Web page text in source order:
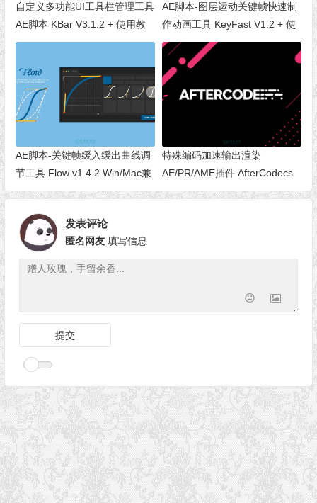
自定义多功能UI工具栏管理工具
AE脚本 KBar V3.1.2 + 使用教
程
AE脚本-图层运动关键帧快速制
作动画工具 KeyFast V1.2 + 使
用教程
AE脚本-关键帧缓入缓出曲线调
节工具 Flow v1.4.2 Win/Mac兼
容AE 2022
特殊编码加速输出渲染
AE/PR/AME插件 AfterCodecs
v1.10.13 Win/Mac
发表评论
匿名网友 填写信息